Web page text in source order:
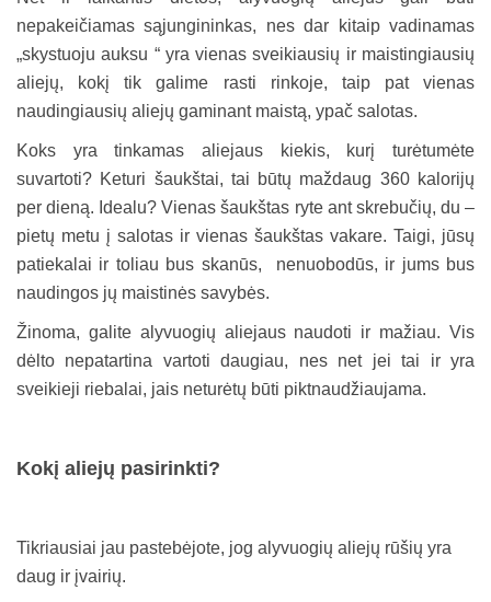
nepakeičiamas sąjungininkas, nes dar kitaip vadinamas
„skystuoju auksu “ yra vienas sveikiausių ir maistingiausių
aliejų, kokį tik galime rasti rinkoje, taip pat vienas
naudingiausių aliejų gaminant maistą, ypač salotas.
Koks yra tinkamas aliejaus kiekis, kurį turėtumėte
suvartoti? Keturi šaukštai, tai būtų maždaug 360 kalorijų
per dieną. Idealu? Vienas šaukštas ryte ant skrebučių, du –
pietų metu į salotas ir vienas šaukštas vakare. Taigi, jūsų
patiekalai ir toliau bus skanūs, nenuobodūs, ir jums bus
naudingos jų maistinės savybės.
Žinoma, galite alyvuogių aliejaus naudoti ir mažiau. Vis
dėlto nepatartina vartoti daugiau, nes net jei tai ir yra
sveikieji riebalai, jais neturėtų būti piktnaudžiaujama.
Kokį aliejų pasirinkti?
Tikriausiai jau pastebėjote, jog alyvuogių aliejų rūšių yra
daug ir įvairių.